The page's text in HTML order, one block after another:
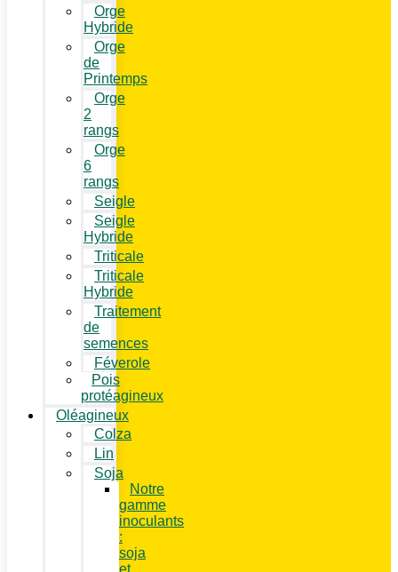
Orge
Hybride
Orge
de
Printemps
Orge
2
rangs
Orge
6
rangs
Seigle
Seigle
Hybride
Triticale
Triticale
Hybride
Traitement
de
semences
Féverole
Pois
protéagineux
Oléagineux
Colza
Lin
Soja
Notre
gamme
inoculants
:
soja
et